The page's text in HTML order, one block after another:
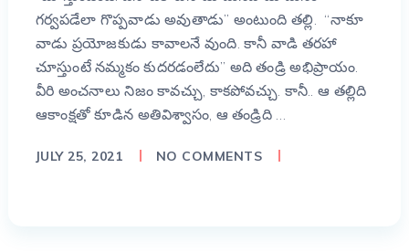
గర్వపడేలా గొప్పవాడు అవుతాడు” అంటుంది తల్లి. “నాకూ
వాడు ప్రయోజకుడు కావాలనే వుంది. కానీ వాడి తరహా
చూస్తుంటే నమ్మకం కుదరడంలేదు” అది తండ్రి అభిప్రాయం.
వీరి అంచనాలు నిజం కావచ్చు, కాకపోవచ్చు. కానీ.. ఆ తల్లిది
ఆకాంక్షతో కూడిన అతివిశ్వాసం, ఆ తండ్రిది …
JULY 25, 2021 NO COMMENTS